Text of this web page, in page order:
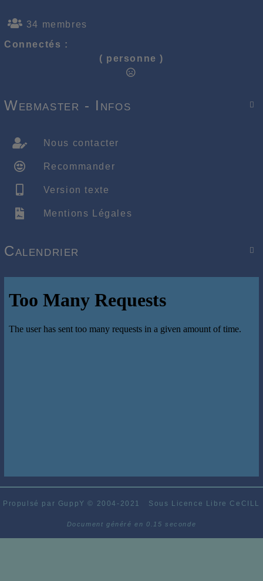
34 membres
Connectés :
( personne )

Webmaster - Infos
Nous contacter
Recommander
Version texte
Mentions Légales

Calendrier
Propulsé par GuppY© 2004-2021 Sous Licence Libre CeCILL
Document généré en 0.15 seconde